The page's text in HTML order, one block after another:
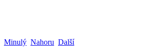
Minulý Nahoru Další